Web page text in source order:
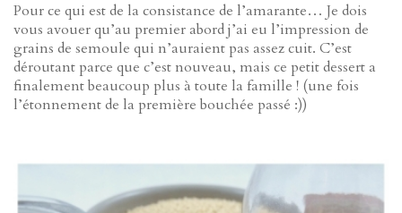
Pour ce qui est de la consistance de l’amarante… Je dois
vous avouer qu’au premier abord j’ai eu l’impression de
grains de semoule qui n’auraient pas assez cuit. C’est
déroutant parce que c’est nouveau, mais ce petit dessert a
finalement beaucoup plus à toute la famille ! (une fois
l’étonnement de la première bouchée passé :))